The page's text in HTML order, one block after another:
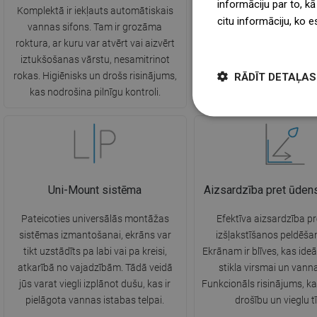
Komplektā ir iekļauts automātiskais
vannas sifons. Tam ir grozāma
roktura, ar kuru var atvērt vai aizvērt
iztukšošanas vārstu, nesamitrinot
rokas. Higiēnisks un drošs risinājums,
kas nodrošina pilnīgu kontroli.
Vanna ir aprīkota ar
kājiņām, kas ļauj to
stabilitāti un drošību
Uni-Mount sistēma
Pateicoties universālās montāžas
sistēmas izmantošanai, ekrāns var
tikt uzstādīts pa labi vai pa kreisi,
atkarībā no vajadzībām. Tādā veidā
jūs varat viegli izplānot dušu, kas ir
pielāgota vannas istabas telpai.
Aizsardzība pret
Efektīva aizsardzība
izšļakstīšanos
Ekrānam ir blīves, kas
stikla virsmai un
Funkcionāls risinājums,
drošību un vieglu
informāciju par to,
citu informāciju, ko
RĀDĪT DETAĻAS